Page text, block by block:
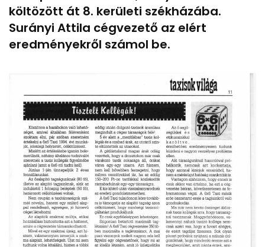
költözött át 8. kerületi székházába.
Surányi Attila cégvezető az elért
eredményekről számol be.